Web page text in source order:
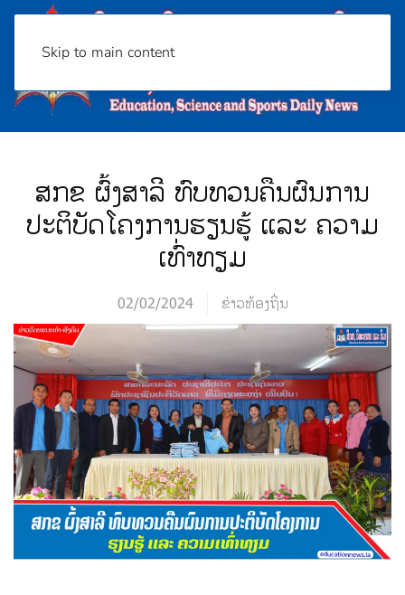
Skip to main content
ສກຂ ຜົ້ງສາລີ ທົບທວນຄືນຜົນການ
ປະຕິບັດໂຄງການຮຽນຮູ້ ແລະ ຄວາມ
ເທົ່າທຽມ
02/02/2024 ຂ່າວທ້ອງຖິ່ນ